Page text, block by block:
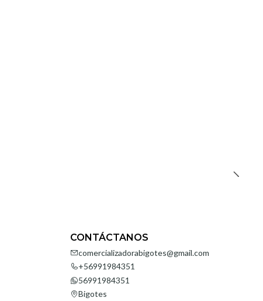
CONTÁCTANOS
comercializadorabigotes@gmail.com
+56991984351
56991984351
Bigotes